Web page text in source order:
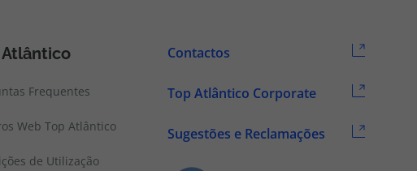
Atlântico
Frequentes
Web Top Atlântico
de Utilização
Contactos
Top Atlântico Corporate
Sugestões e Reclamações